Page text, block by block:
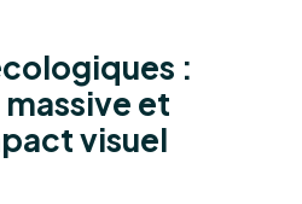
:
et
visuel